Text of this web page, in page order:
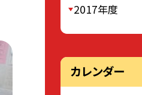
2017年度
カレンダー